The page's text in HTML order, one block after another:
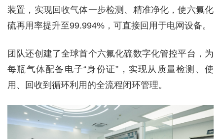
装置，实现回收气体一步检测、精准净化，使六氟化
硫再用率提升至99.994%，可直接回用于电网设备。
团队还创建了全球首个六氟化硫数字化管控平台，为
每瓶气体配备电子“身份证”，实现从质量检测、使
用、回收到循环利用的全流程闭环管理。